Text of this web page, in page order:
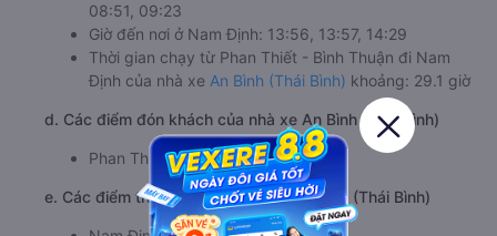
08:51, 09:23
Giờ đến nơi ở Nam Định: 13:56, 13:57, 14:29
Thời gian chạy từ Phan Thiết - Bình Thuận đi Nam
Định của nhà xe An Bình (Thái Bình) khoảng: 29.1 giờ
d. Các điểm đón khách của nhà xe An Bình (Thái Bình)
Phan Thiết, Quốc Lộ 1
e. Các điểm trả khách của nhà xe An Bình (Thái Bình)